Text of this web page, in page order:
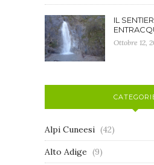
IL
Ottobre 12,
Alpi Cuneesi (42)
Alto Adige (9)